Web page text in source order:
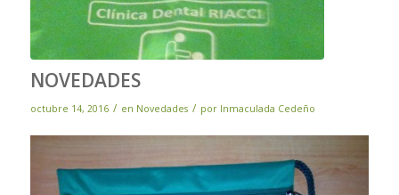
NOVEDADES
octubre 14, 2016 / en Novedades / por Inmaculada Cedeño